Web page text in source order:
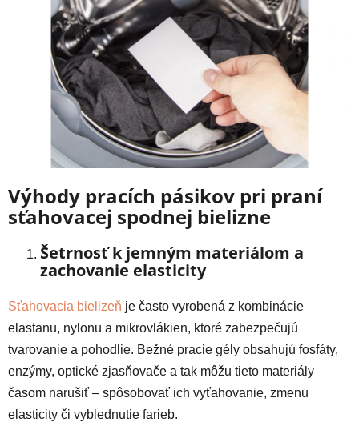
Výhody pracích pásikov pri praní
sťahovacej spodnej bielizne
Šetrnosť k jemným materiálom a
zachovanie elasticity
Sťahovacia bielizeň je často vyrobená z kombinácie
elastanu, nylonu a mikrovlákien, ktoré zabezpečujú
tvarovanie a pohodlie. Bežné pracie gély obsahujú fosfáty,
enzýmy, optické zjasňovače a tak môžu tieto materiály
časom narušiť – spôsobovať ich vyťahovanie, zmenu
elasticity či vyblednutie farieb.